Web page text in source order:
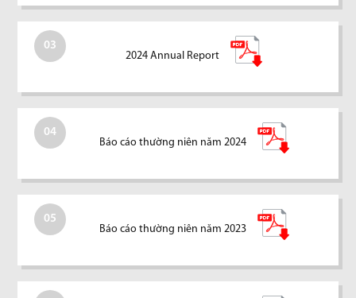
03
2024 Annual Report
04
Báo cáo thường niên năm 2024
05
Báo cáo thường niên năm 2023